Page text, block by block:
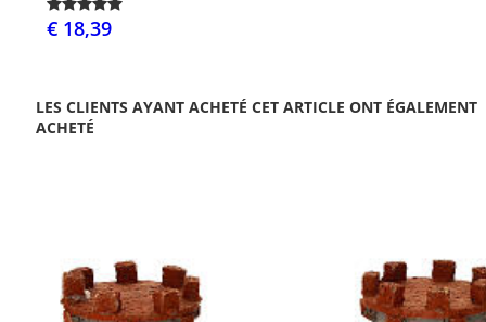
€ 18,39
LES CLIENTS AYANT ACHETÉ CET ARTICLE ONT ÉGALEMENT
ACHETÉ